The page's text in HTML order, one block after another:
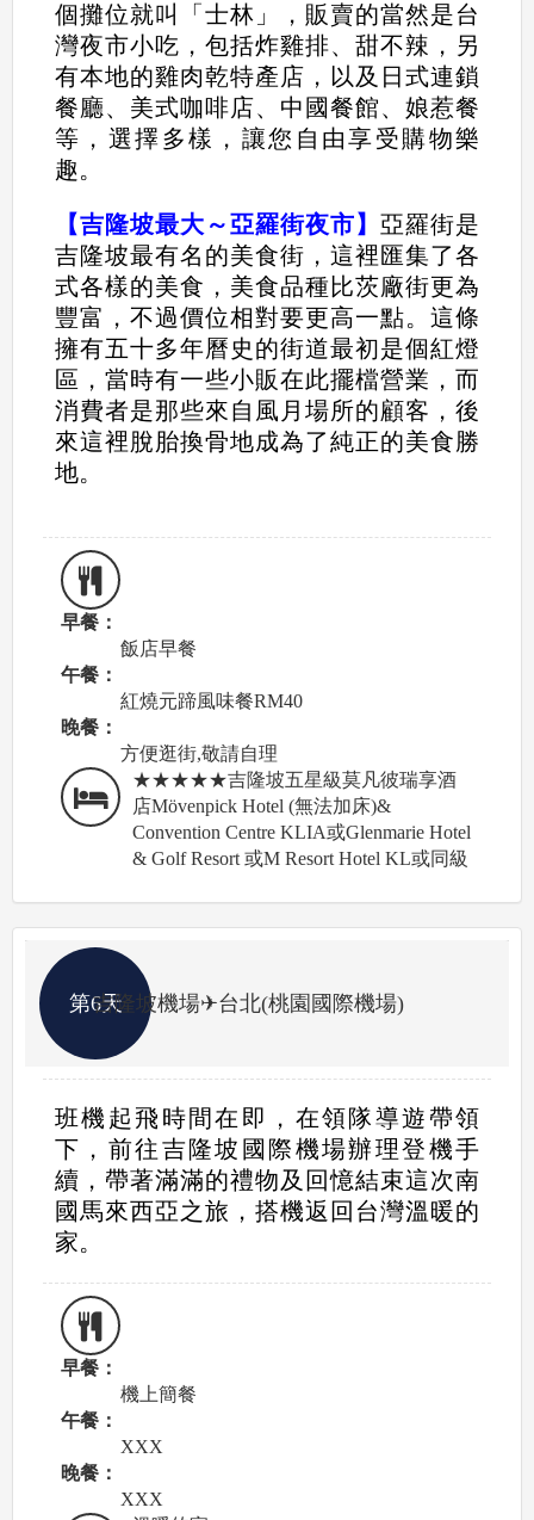
個攤位就叫「士林」，販賣的當然是台
灣夜市小吃，包括炸雞排、甜不辣，另
有本地的雞肉乾特產店，以及日式連鎖
餐廳、美式咖啡店、中國餐館、娘惹餐
等，選擇多樣，讓您自由享受購物樂
趣。
【吉隆坡最大～亞羅街夜市】 亞羅街是
吉隆坡最有名的美食街，這裡匯集了各
式各樣的美食，美食品種比茨廠街更為
豐富，不過價位相對要更高一點。這條
擁有五十多年曆史的街道最初是個紅燈
區，當時有一些小販在此擺檔營業，而
消費者是那些來自風月場所的顧客，後
來這裡脫胎換骨地成為了純正的美食勝
地。
早餐：
飯店早餐
午餐：
紅燒元蹄風味餐RM40
晚餐：
方便逛街,敬請自理
★★★★★吉隆坡五星級莫凡彼瑞享酒
店Mövenpick Hotel (無法加床)&
Convention Centre KLIA或Glenmarie Hotel
& Golf Resort 或M Resort Hotel KL或同級
第6天
吉隆坡機場✈台北(桃園國際機場)
班機起飛時間在即，在領隊導遊帶領
下，前往吉隆坡國際機場辦理登機手
續，帶著滿滿的禮物及回憶結束這次南
國馬來西亞之旅，搭機返回台灣溫暖的
家。
早餐：
機上簡餐
午餐：
XXX
晚餐：
XXX